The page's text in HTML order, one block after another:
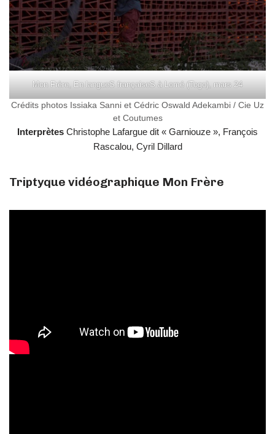
Mon Frère, En langueS françaiseS à Lomé (Togo), mars 24
Crédits photos Issiaka Sanni et Cédric Oswald Adekambi / Cie Uz
et Coutumes
Interprètes Christophe Lafargue dit « Garniouze », François
Rascalou, Cyril Dillard
Triptyque vidéographique Mon Frère